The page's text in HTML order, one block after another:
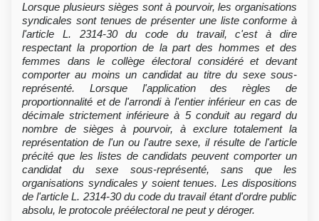
Lorsque plusieurs sièges sont à pourvoir, les organisations
syndicales sont tenues de présenter une liste conforme à
l'article L. 2314-30 du code du travail, c'est à dire
respectant la proportion de la part des hommes et des
femmes dans le collège électoral considéré et devant
comporter au moins un candidat au titre du sexe sous-
représenté. Lorsque l'application des règles de
proportionnalité et de l'arrondi à l'entier inférieur en cas de
décimale strictement inférieure à 5 conduit au regard du
nombre de sièges à pourvoir, à exclure totalement la
représentation de l'un ou l'autre sexe, il résulte de l'article
précité que les listes de candidats peuvent comporter un
candidat du sexe sous-représenté, sans que les
organisations syndicales y soient tenues. Les dispositions
de l'article L. 2314-30 du code du travail étant d'ordre public
absolu, le protocole préélectoral ne peut y déroger.